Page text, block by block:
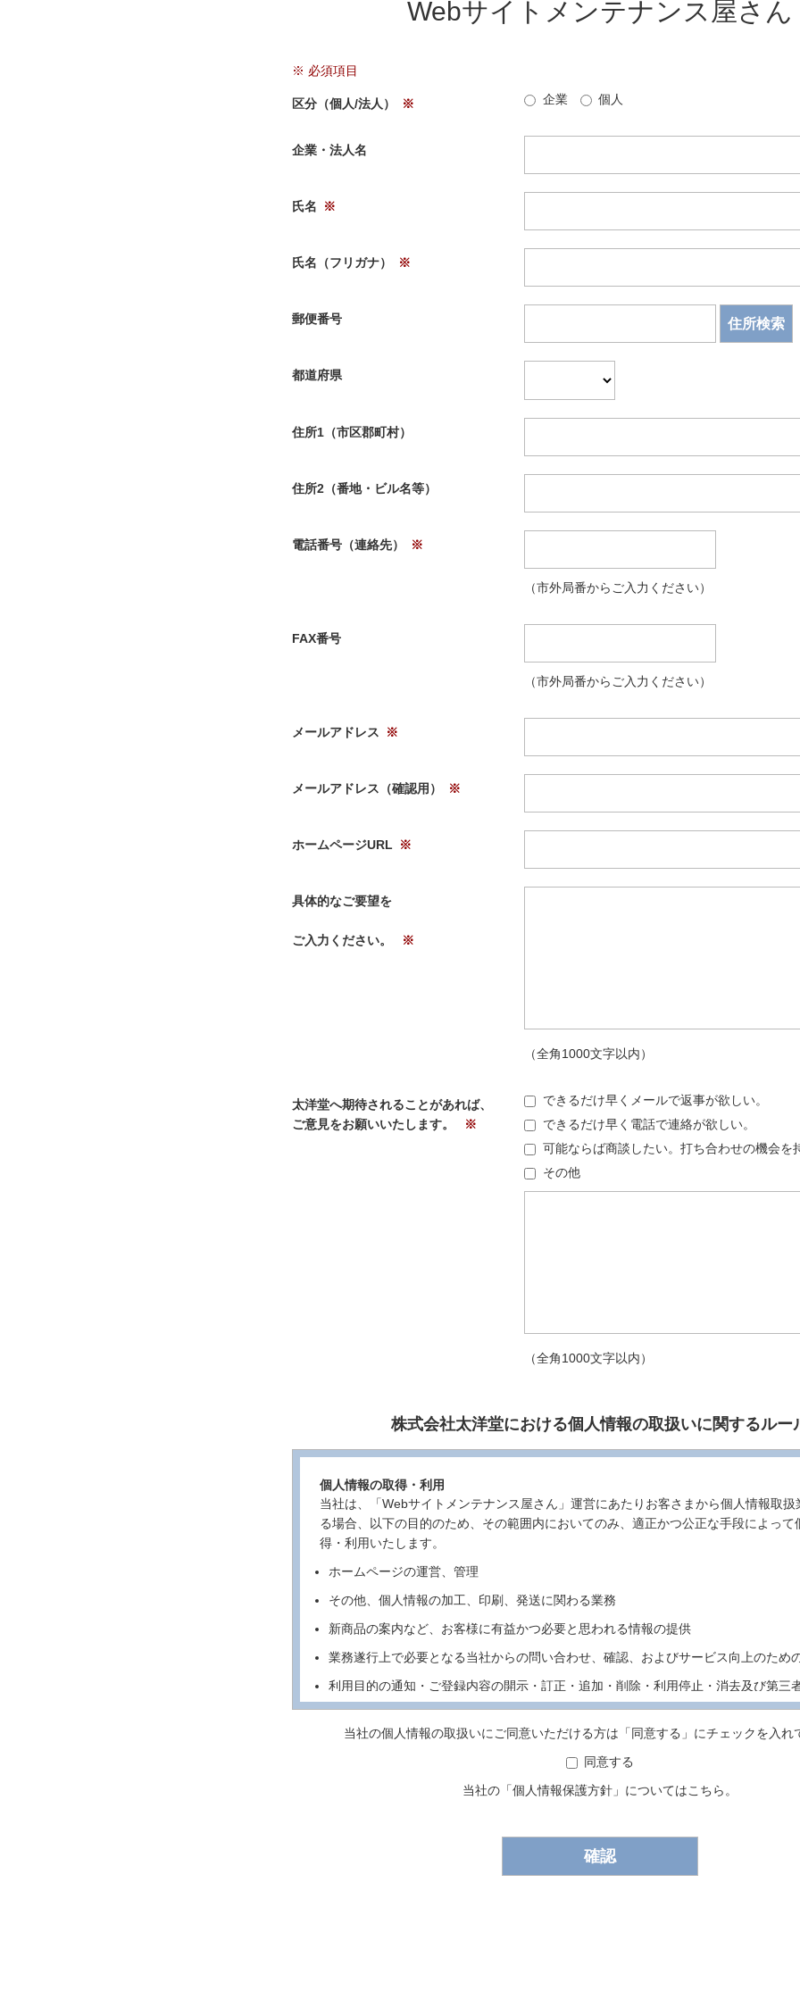
Webサイトメンテナンス屋さん
区分（個人/法人） 企業 個人
企業・法人名
氏名
氏名（フリガナ）
郵便番号 住所検索
都道府県
住所1（市区郡町村）
住所2（番地・ビル名等）
電話番号（連絡先）
（市外局番からご入力ください）
FAX番号
（市外局番からご入力ください）
メールアドレス
メールアドレス（確認用）
ホームページURL
具体的なご要望を
ご入力ください。
（全角1000文字以内）
太洋堂へ期待されることがあれば、
ご意見をお願いいたします。
できるだけ早くメールで返事が欲しい。
できるだけ早く電話で連絡が欲しい。
可能ならば商談したい。打ち合わせの機会を
その他
（全角1000文字以内）
株式会社太洋堂における個人情報の取扱いに関するルー
個人情報の取得・利用
当社は、「Webサイトメンテナンス屋さん」運営にあたりお客さまから個人情報取扱
る場合、以下の目的のため、その範囲内においてのみ、適正かつ公正な手段によって
得・利用いたします。
ホームページの運営、管理
その他、個人情報の加工、印刷、発送に関わる業務
新商品の案内など、お客様に有益かつ必要と思われる情報の提供
業務遂行上で必要となる当社からの問い合わせ、確認、およびサービス向上のため
利用目的の通知・ご登録内容の開示・訂正・追加・削除・利用停止・消去及び第三
止等を希望される際の本人確認のため
各種のお問い合わせ対応
情報を第三者に開示・提供することはありません。
サービスを利用してお客様全体のアクセス動向を把握しているページがあります。
得られた情報は、Webサイトの改善などの目的に利用させていただきます。
当社の個人情報の取扱いにご同意いただける方は「同意する」にチェックを入れ
同意する
当社の「個人情報保護方針 」についてはこちら。